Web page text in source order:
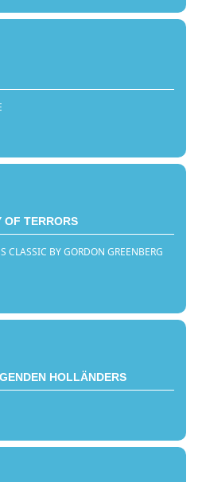
OF TERRORS
CLASSIC BY GORDON GREENBERG
HOLLÄNDERS